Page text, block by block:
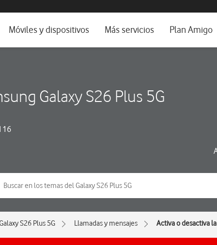
e idioma
Móviles y dispositivos
Ver todos
Más servicios Plan Amigo
Galaxy S26 Plus 5G
16
S26 Plus 5G Llamadas y mensajes Activa o desactiva